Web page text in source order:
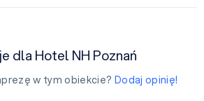
dla Hotel NH Poznań
w tym obiekcie? Dodaj opinię!